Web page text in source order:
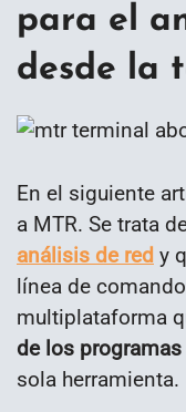
para el
desde la
En el siguiente
a MTR. Se trata
análisis de red y
línea de
multiplataforma
de los
sola herramienta.